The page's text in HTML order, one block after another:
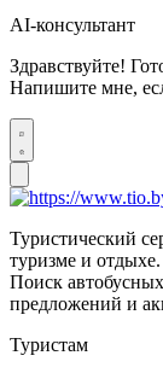
AI-консультант
Здравствуйте!
Напишите мне,
Туристический
туризме и отдыхе.
Поиск
предложений и
Туристам